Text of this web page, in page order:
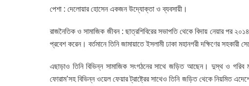
পেশা : দেলোয়ার হোসেন একজন উদ্যোক্তা ও ব্যবসায়ী।
রাজনৈতিক ও সামাজিক জীবন : ছাত্রশিবিরের সভাপতি থেকে বিদায় নেয়ার পর
প্রবেশ করেন। বর্তমানে তিনি জামায়াতে ইসলামী ঢাকা মহানগরী দক্ষিণের
এছাড়াও তিনি বিভিন্ন সামাজিক সংগঠনের সাথে জড়িত আছেন। দুস্থ ও গরিব
ফোরাম’সহ বিভিন্ন ওয়েল ফেয়ার ট্রাষ্ট্রের সাথেও তিনি জড়িত থেকে নিয়মিত